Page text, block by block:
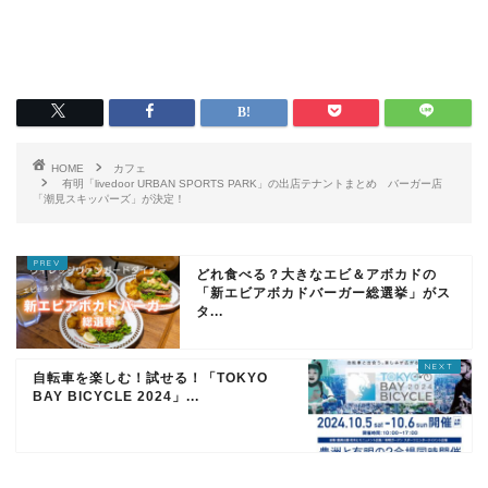
HOME
カフェ
有明「livedoor URBAN SPORTS PARK」の出店テナントまとめ バーガー店
「潮見スキッパーズ」が決定！
どれ食べる？大きなエビ＆アボカドの
「新エビアボカドバーガー総選挙」がス
タ...
自転車を楽しむ！試せる！「TOKYO
BAY BICYCLE 2024」...